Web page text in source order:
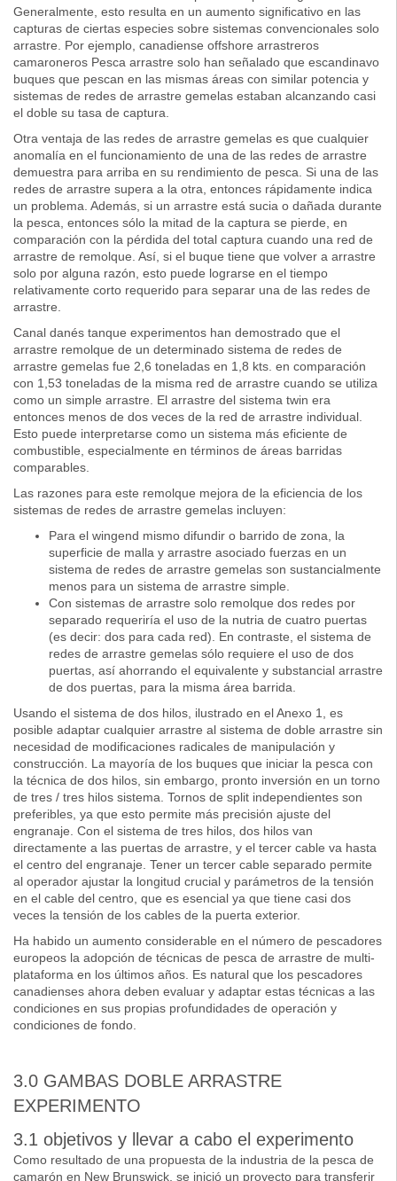
Generalmente, esto resulta en un aumento significativo en las
capturas de ciertas especies sobre sistemas convencionales solo
arrastre. Por ejemplo, canadiense offshore arrastreros
camaroneros Pesca arrastre solo han señalado que escandinavo
buques que pescan en las mismas áreas con similar potencia y
sistemas de redes de arrastre gemelas estaban alcanzando casi
el doble su tasa de captura.
Otra ventaja de las redes de arrastre gemelas es que cualquier
anomalía en el funcionamiento de una de las redes de arrastre
demuestra para arriba en su rendimiento de pesca. Si una de las
redes de arrastre supera a la otra, entonces rápidamente indica
un problema. Además, si un arrastre está sucia o dañada durante
la pesca, entonces sólo la mitad de la captura se pierde, en
comparación con la pérdida del total captura cuando una red de
arrastre de remolque. Así, si el buque tiene que volver a arrastre
solo por alguna razón, esto puede lograrse en el tiempo
relativamente corto requerido para separar una de las redes de
arrastre.
Canal danés tanque experimentos han demostrado que el
arrastre remolque de un determinado sistema de redes de
arrastre gemelas fue 2,6 toneladas en 1,8 kts. en comparación
con 1,53 toneladas de la misma red de arrastre cuando se utiliza
como un simple arrastre. El arrastre del sistema twin era
entonces menos de dos veces de la red de arrastre individual.
Esto puede interpretarse como un sistema más eficiente de
combustible, especialmente en términos de áreas barridas
comparables.
Las razones para este remolque mejora de la eficiencia de los
sistemas de redes de arrastre gemelas incluyen:
Para el wingend mismo difundir o barrido de zona, la
superficie de malla y arrastre asociado fuerzas en un
sistema de redes de arrastre gemelas son sustancialmente
menos para un sistema de arrastre simple.
Con sistemas de arrastre solo remolque dos redes por
separado requeriría el uso de la nutria de cuatro puertas
(es decir: dos para cada red). En contraste, el sistema de
redes de arrastre gemelas sólo requiere el uso de dos
puertas, así ahorrando el equivalente y substancial arrastre
de dos puertas, para la misma área barrida.
Usando el sistema de dos hilos, ilustrado en el Anexo 1, es
posible adaptar cualquier arrastre al sistema de doble arrastre sin
necesidad de modificaciones radicales de manipulación y
construcción. La mayoría de los buques que iniciar la pesca con
la técnica de dos hilos, sin embargo, pronto inversión en un torno
de tres / tres hilos sistema. Tornos de split independientes son
preferibles, ya que esto permite más precisión ajuste del
engranaje. Con el sistema de tres hilos, dos hilos van
directamente a las puertas de arrastre, y el tercer cable va hasta
el centro del engranaje. Tener un tercer cable separado permite
al operador ajustar la longitud crucial y parámetros de la tensión
en el cable del centro, que es esencial ya que tiene casi dos
veces la tensión de los cables de la puerta exterior.
Ha habido un aumento considerable en el número de pescadores
europeos la adopción de técnicas de pesca de arrastre de multi-
plataforma en los últimos años. Es natural que los pescadores
canadienses ahora deben evaluar y adaptar estas técnicas a las
condiciones en sus propias profundidades de operación y
condiciones de fondo.
3.0 GAMBAS DOBLE ARRASTRE
EXPERIMENTO
3.1 objetivos y llevar a cabo el experimento
Como resultado de una propuesta de la industria de la pesca de
camarón en New Brunswick, se inició un proyecto para transferir